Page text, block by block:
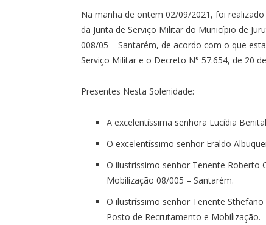
Na manhã de ontem 02/09/2021, foi
da Junta de Serviço Militar do Município de
008/05 – Santarém, de acordo com o que
Serviço Militar e o Decreto N° 57.654, de 20
Presentes Nesta Solenidade:
A excelentíssima senhora Lucídia
O excelentíssimo senhor Eraldo
O ilustríssimo senhor Tenente Roberto
Mobilização 08/005 – Santarém.
O ilustríssimo senhor Tenente
Posto de Recrutamento e Mobilização.